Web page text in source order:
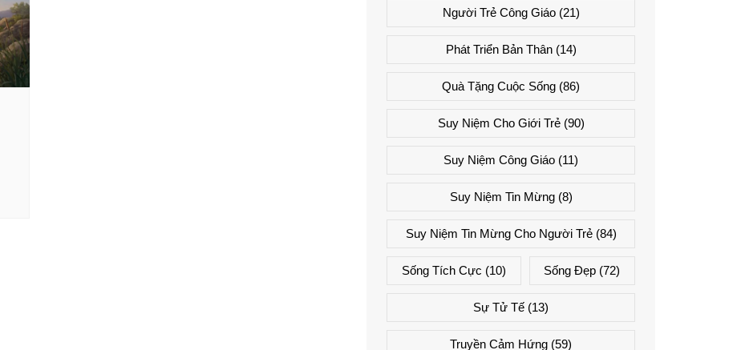
Người Trẻ Công Giáo(21)
Phát Triển Bản Thân(14)
Quà Tặng Cuộc Sống (86)
Suy Niệm Cho Giới Trẻ(90)
Suy Niệm Công Giáo (11)
Suy Niệm Tin Mừng(8)
Suy Niệm Tin Mừng Cho Người Trẻ(84)
Sống Tích Cực (10) Sống Đẹp (72)
Sự Tử Tế (13)
Truyền Cảm Hứng (59)